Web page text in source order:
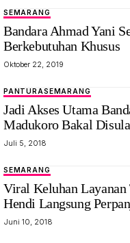
SEMARANG
Bandara Ahmad Yani
Berkebutuhan Khusus
Oktober 22, 2019
PANTURASEMARANG
Jadi Akses Utama
Madukoro Bakal
Juli 5, 2018
SEMARANG
Viral Keluhan
Hendi Langsung
Juni 10, 2018